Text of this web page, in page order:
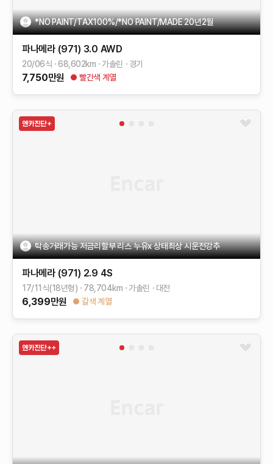
*NO PAINT/TAX100%/*NO PAINT/MADE 20년2월
파나메라 (971) 3.0 AWD
20/06식 68,602km 가솔린 경기
7,750만원 빨간색 계열
탁송거래가능 저금리할부 리스 누유x 상태최상 시운전강추
파나메라 (971) 2.9 4S
17/11식(18년형) 78,704km 가솔린 대전
6,399만원 갈색 계열